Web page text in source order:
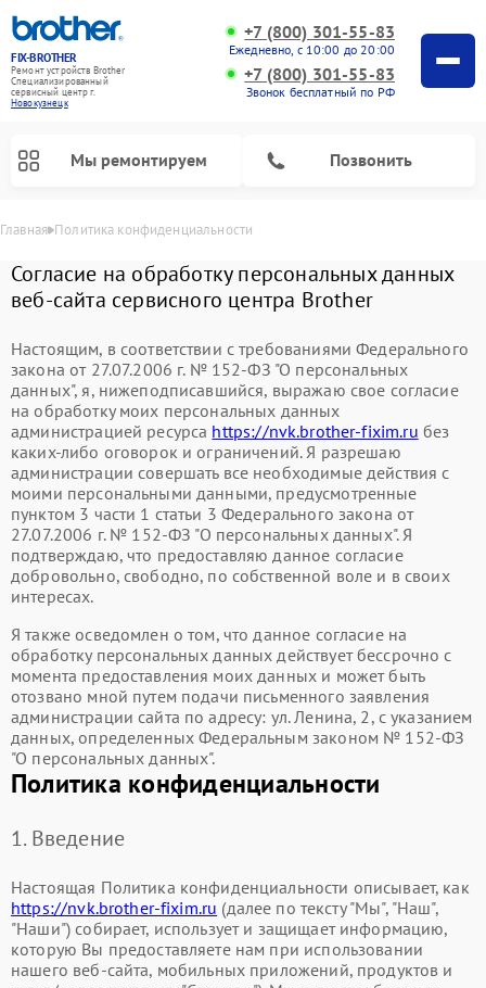
FIX-BROTHER
Ремонт устройств Brother
Специализированный
cервисный центр г.
Новокузнецк
+7 (800) 301-55-83
Ежедневно, с 10:00 до 20:00
+7 (800) 301-55-83
Звонок бесплатный по РФ
Мы ремонтируем Позвонить
Главная Политика конфиденциальности
Согласие на обработку персональных данных
веб-сайта сервисного центра Brother
Настоящим, в соответствии с требованиями Федерального
закона от 27.07.2006 г. № 152-ФЗ "О персональных
данных", я, нижеподписавшийся, выражаю свое согласие
на обработку моих персональных данных
администрацией ресурса https://nvk.brother-fixim.ru без
каких-либо оговорок и ограничений. Я разрешаю
администрации совершать все необходимые действия с
моими персональными данными, предусмотренные
пунктом 3 части 1 статьи 3 Федерального закона от
27.07.2006 г. № 152-ФЗ "О персональных данных". Я
подтверждаю, что предоставляю данное согласие
добровольно, свободно, по собственной воле и в своих
интересах.
Я также осведомлен о том, что данное согласие на
обработку персональных данных действует бессрочно с
момента предоставления моих данных и может быть
отозвано мной путем подачи письменного заявления
администрации сайта по адресу: ул. Ленина, 2, с указанием
данных, определенных Федеральным законом № 152-ФЗ
"О персональных данных".
Политика конфиденциальности
1. Введение
Настоящая Политика конфиденциальности описывает, как
https://nvk.brother-fixim.ru (далее по тексту "Мы", "Наш",
"Наши") собирает, использует и защищает информацию,
которую Вы предоставляете нам при использовании
нашего веб-сайта, мобильных приложений, продуктов и